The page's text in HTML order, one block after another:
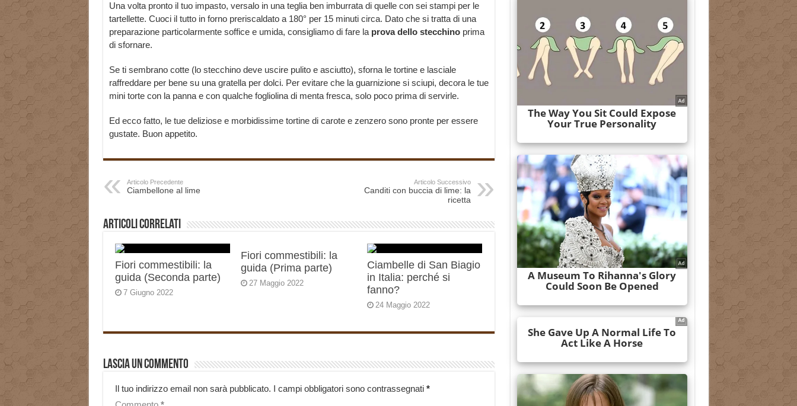
Una volta pronto il tuo impasto, versalo in una teglia ben imburrata di quelle con sei stampi per le
tartellette. Cuoci il tutto in forno preriscaldato a 180° per 15 minuti circa. Dato che si tratta di una
preparazione particolarmente soffice e umida, consigliamo di fare la prova dello stecchinoprima
di sfornare.
Se ti sembrano cotte (lo stecchino deve uscire pulito e asciutto), sforna le tortine e lasciale
raffreddare per bene su una gratella per dolci. Per evitare che la guarnizione si sciupi, decora le tue
mini torte con la panna e con qualche fogliolina di menta fresca, solo poco prima di servirle.
Ed ecco fatto, le tue deliziose e morbidissime tortine di carote e zenzero sono pronte per essere
gustate. Buon appetito.
Articolo Precedente
Ciambellone al lime
Articolo Successivo
Canditi con buccia di lime: la
ricetta
Articoli correlati
Fiori commestibili: la
guida (Seconda parte)
7 Giugno 2022
Fiori commestibili: la
guida (Prima parte)
27 Maggio 2022
Ciambelle di San Biagio
in Italia: perché si
fanno?
24 Maggio 2022
Lascia un commento
Il tuo indirizzo email non sarà pubblicato. I campi obbligatori sono contrassegnati *